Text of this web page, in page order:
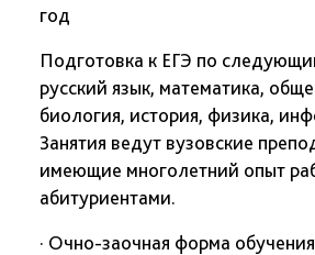
год
Подготовка к ЕГЭ по
русский язык, математика,
биология, история, физика,
Занятия ведут вузовские
имеющие многолетний опыт
абитуриентами.
· Очно-заочная форма